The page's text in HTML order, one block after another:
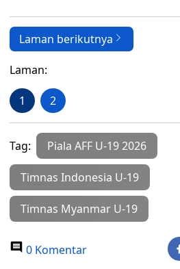
Laman berikutnya
Laman:
1 2
Tag: Piala AFF U-19 2026
Timnas Indonesia U-19
Timnas Myanmar U-19
0 Komentar